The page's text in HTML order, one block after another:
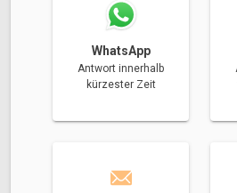
WhatsApp
Antwort innerhalb
kürzester Zeit